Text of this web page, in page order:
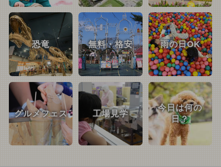
恐竜 無料・格安 雨の日OK
グルメフェス 工場見学
今日は何の
日？